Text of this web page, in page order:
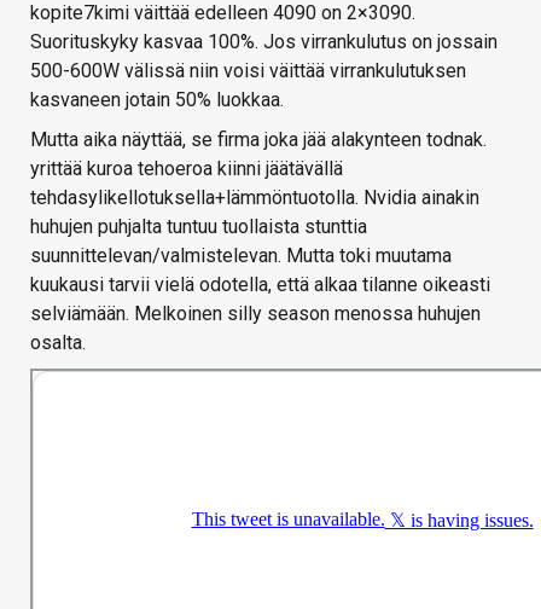
kopite7kimi väittää edelleen 4090 on 2×3090.
Suorituskyky kasvaa 100%. Jos virrankulutus on jossain
500-600W välissä niin voisi väittää virrankulutuksen
kasvaneen jotain 50% luokkaa.
Mutta aika näyttää, se firma joka jää alakynteen todnak.
yrittää kuroa tehoeroa kiinni jäätävällä
tehdasylikellotuksella+lämmöntuotolla. Nvidia ainakin
huhujen puhjalta tuntuu tuollaista stunttia
suunnittelevan/valmistelevan. Mutta toki muutama
kuukausi tarvii vielä odotella, että alkaa tilanne oikeasti
selviämään. Melkoinen silly season menossa huhujen
osalta.